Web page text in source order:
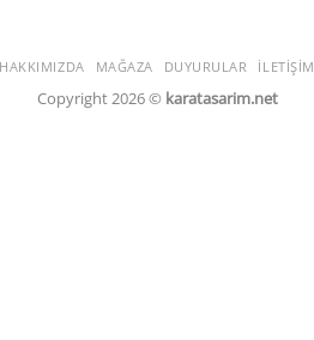
HAKKIMIZDA MAĞAZA DUYURULAR İLETIŞIM
Copyright 2026 © karatasarim.net